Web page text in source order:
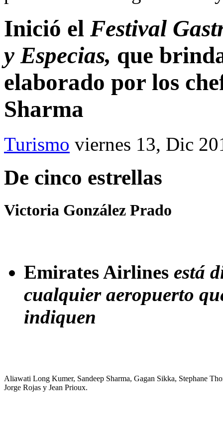
Inició el Festival
y Especias, que
elaborado por los
Sharma
Turismo viernes 13, Dic
De cinco estrellas
Victoria González Prado
Emirates Airlines está
cualquier aeropuerto
indiquen
Aliawati Long Kumer, Sandeep Sharma, Gagan Sikka, Stephane
Jorge Rojas y Jean Prioux.